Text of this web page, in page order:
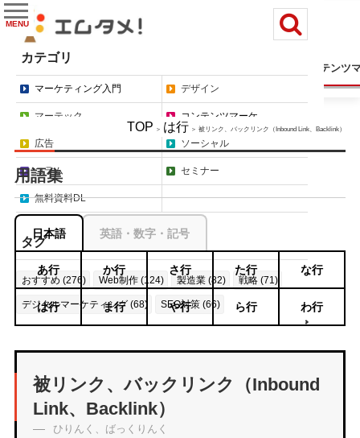
コンテンツ
MENU
カテゴリ
マーケティング入門 デザイン
マーテック コンテンツマーケ
広告 ソーシャル
コラム セミナー
無料資料DL
タグ
おすすめ (276) Web制作 (124) 製造業 (82) 戦略 (71)
デジタルマーケティング (68)
SEO対策 (66)
もっと見る
TOP ＞ は行 ＞ 被リンク、バックリンク（Inbound Link、Backlink）
用語集
日本語 英語・数字・記号
あ行 か行 さ行 た行 な行
は行 ま行 や行 ら行 わ行
被リンク、バックリンク（Inbound
Link、Backlink）
ひりんく、ばっくりんく